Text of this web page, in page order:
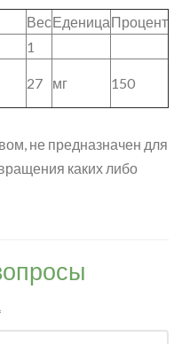
ВесЕденицаПроцент
1
27 мг 150
не предназначен для
каких либо